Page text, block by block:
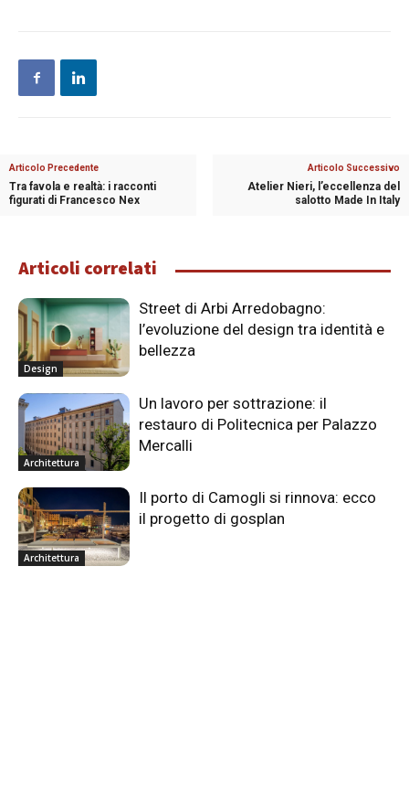
Articolo Precedente
Tra favola e realtà: i racconti
figurati di Francesco Nex
Articolo Successivo
Atelier Nieri, l’eccellenza del
salotto Made In Italy
Articoli correlati
Design
Street di Arbi Arredobagno:
l’evoluzione del design tra identità e
bellezza
Architettura
Un lavoro per sottrazione: il
restauro di Politecnica per Palazzo
Mercalli
Architettura
Il porto di Camogli si rinnova: ecco
il progetto di gosplan